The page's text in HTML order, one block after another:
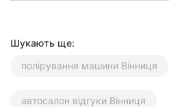
Луцьк
Шукають ще:
полірування машини Вінниця
автосалон відгуки Вінниця